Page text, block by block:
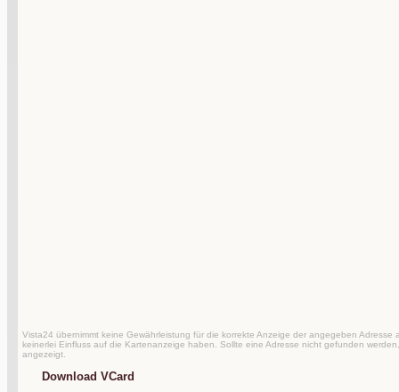
Vista24 übernimmt keine Gewährleistung für die korrekte Anzeige der angegeben Adresse
keinerlei Einfluss auf die Kartenanzeige haben. Sollte eine Adresse nicht gefunden
angezeigt.
Download VCard